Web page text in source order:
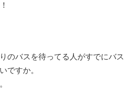
のバスを待ってる人がすでにバス
ですか。